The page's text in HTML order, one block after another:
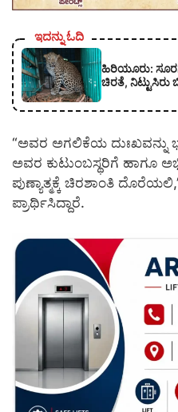
ಇದನ್ನು ಓದಿ
ಹಿರಿಯೂರು:
ಚಿರತೆ, ನಿಟ್ಟುಸಿರು
“ಅವರ ಅಗಲಿಕೆಯ ದುಃಖವನ್ನು
ಅವರ ಕುಟುಂಬಸ್ಥರಿಗೆ ಹಾಗೂ
ಪುಣ್ಯಾತ್ಮಕ್ಕೆ ಚಿರಶಾಂತಿ
ಪ್ರಾರ್ಥಿಸಿದ್ದಾರೆ.